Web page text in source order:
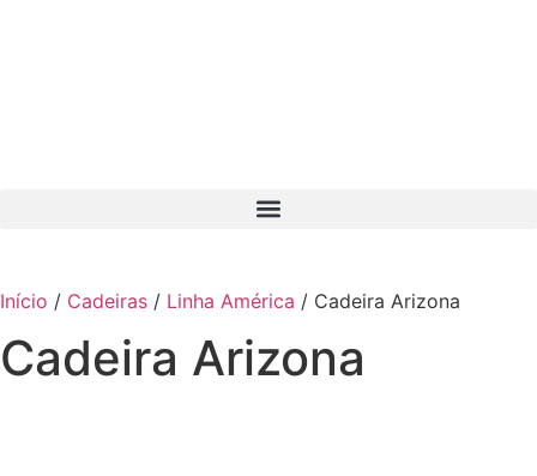
Início / Cadeiras / Linha América / Cadeira Arizona
Cadeira Arizona